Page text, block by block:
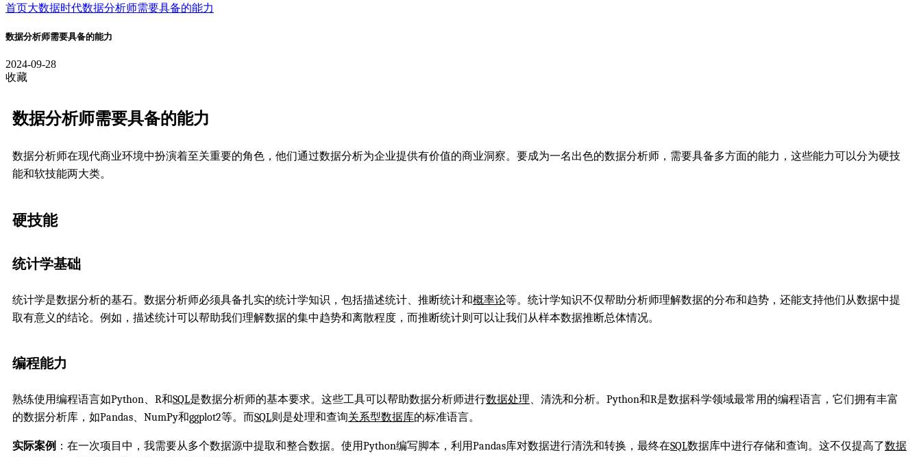
首页大数据时代数据分析师需要具备的能力
数据分析师需要具备的能力
2024-09-28
收藏
数据分析师需要具备的能力
数据分析师在现代商业环境中扮演着至关重要的角色，他们通过数据分析为企业提供有价值的商业洞察。要成为一名出色的数据分析师，需要具备多方面的能力，这些能力可以分为硬技
能和软技能两大类。
硬技能
统计学基础
统计学是数据分析的基石。数据分析师必须具备扎实的统计学知识，包括描述统计、推断统计和概率论等。统计学知识不仅帮助分析师理解数据的分布和趋势，还能支持他们从数据中提
取有意义的结论。例如，描述统计可以帮助我们理解数据的集中趋势和离散程度，而推断统计则可以让我们从样本数据推断总体情况。
编程能力
熟练使用编程语言如Python、R和SQL是数据分析师的基本要求。这些工具可以帮助数据分析师进行数据处理、清洗和分析。Python和R是数据科学领域最常用的编程语言，它们拥有丰富
的数据分析库，如Pandas、NumPy和ggplot2等。而SQL则是处理和查询关系型数据库的标准语言。
实际案例 ：在一次项目中，我需要从多个数据源中提取和整合数据。使用Python编写脚本，利用Pandas库对数据进行清洗和转换，最终在SQL数据库中进行存储和查询。这不仅提高了数据